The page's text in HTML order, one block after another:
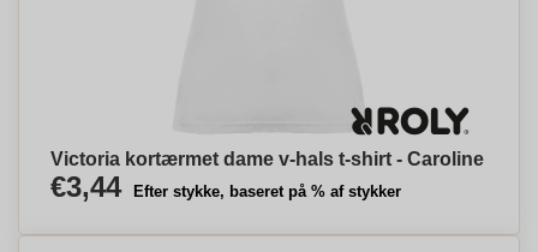
Victoria kortærmet dame v-hals t-shirt - Caroline
€3,44 Efter stykke, baseret på % af stykker